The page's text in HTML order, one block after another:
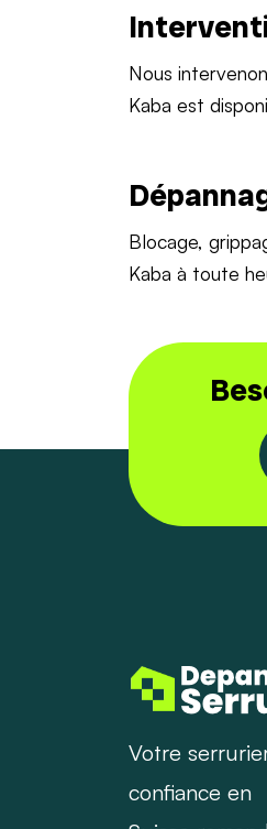
Nous
Kaba est
Blocage,
Kaba à toute
Votre
confiance en